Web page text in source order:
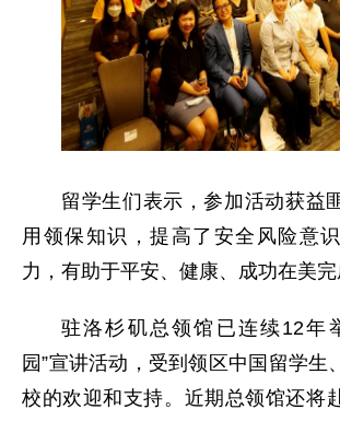
留学生们表示，参加活动获益
用领保知识，提高了安全风险意
力，有助于平安、健康、成功在美完
驻洛杉矶总领馆已连续12年
园”宣讲活动，受到领区中国留学生
校的欢迎和支持。近期总领馆还将